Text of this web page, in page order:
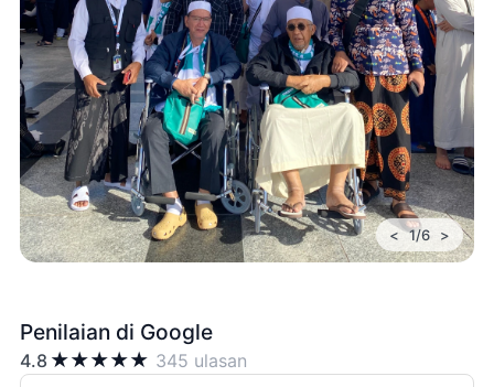
< 1/6 >
Penilaian di Google
4.8 ★★★★★ 345 ulasan